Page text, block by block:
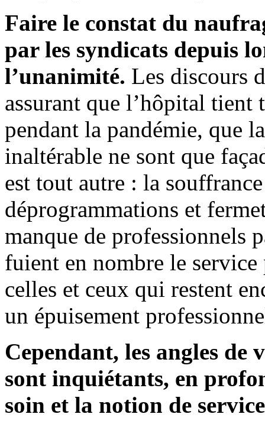
Faire le constat du
par les syndicats depuis
l’unanimité. Les discours
assurant que l’hôpital
pendant la pandémie, que
inaltérable ne sont que
est tout autre : la
déprogrammations et
manque de professionnels
fuient en nombre le
celles et ceux qui restent
un épuisement
Cependant, les angles
sont inquiétants, en
soin et la notion de